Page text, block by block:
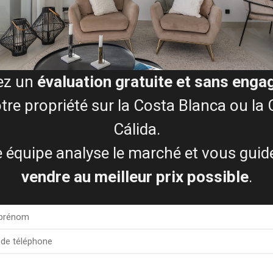
Demandez mon évaluation gratuite
de vente (étape par
votre expert
un évaluation gratuite et sans
propriété sur la Costa Blanca ou la
Cálida.
équipe analyse le marché et vous
vendre au meilleur prix possible.